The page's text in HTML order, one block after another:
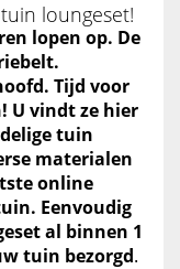
loungeset!
lopen op. De
Tijd voor
U vindt ze hier
tuin
materialen
online
Eenvoudig
al binnen 1
tuin bezorgd.